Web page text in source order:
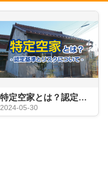
特定空家とは？認定基準とリスクについて
2024-05-30